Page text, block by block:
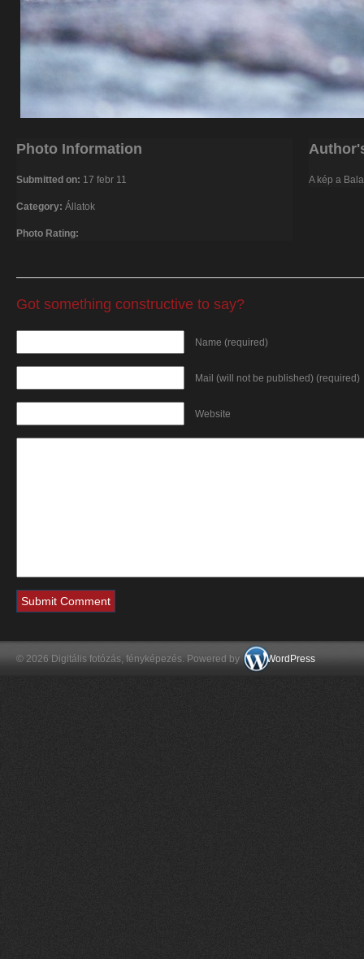
Photo Information
Submitted on: 17 febr 11
Category: Állatok
Photo Rating:
A kép a
Got something constructive to say?
Name (required)
Mail (will not be published) (required)
Website
© 2026 Digitális fotózás, fényképezés. Powered by WordPress